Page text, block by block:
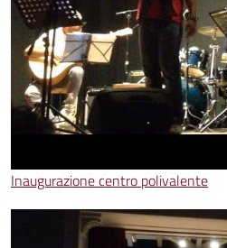
Inaugurazione centro polivalente